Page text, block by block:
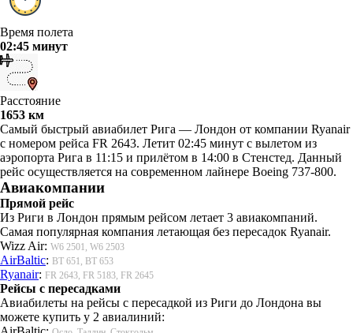
Время полета
02:45 минут
Расстояние
1653 км
Самый быстрый авиабилет Рига — Лондон от компании Ryanair
с номером рейса FR 2643. Летит 02:45 минут с вылетом из
аэропорта Рига в 11:15 и прилётом в 14:00 в Стенстед. Данный
рейс осуществляется на современном лайнере Boeing 737-800.
Авиакомпании
Прямой рейс
Из Риги в Лондон прямым рейсом летает 3 авиакомпаний.
Самая популярная компания летающая без пересадок Ryanair.
Wizz Air: W6 2501, W6 2503
AirBaltic: BT 651, BT 653
Ryanair: FR 2643, FR 5183, FR 2645
Рейсы с пересадками
Авиабилеты на рейсы с пересадкой из Риги до Лондона вы
можете купить у 2 авиалиний: